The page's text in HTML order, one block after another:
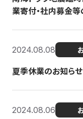
業寄付・社内募金
2024.08.08
夏季休業のお知らせ
2024.08.06